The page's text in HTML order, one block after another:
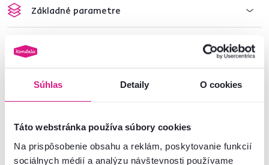
Súhlas Detaily O cookies
Táto webstránka používa súbory cookies
Na prispôsobenie obsahu a reklám, poskytovanie funkcií
sociálnych médií a analýzu návštevnosti používame
Základné parametre
Rozmery a špecifikácie
Nenašli ste požadované informácie?
Kontaktujte nás a my vám radi poradíme